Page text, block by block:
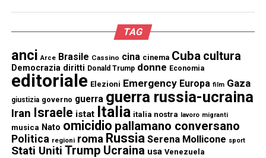
TAG
anci Arce Brasile Cassino cina cinema Cuba cultura
Democrazia diritti Donald Trump donne Economia
editoriale Elezioni Emergency Europa film Gaza
giustizia governo guerra guerra russia-ucraina
Iran Israele istat Italia italia nostra lavoro migranti
musica Nato omicidio pallamano conversano
Politica regioni roma Russia Serena Mollicone sport
Stati Uniti Trump Ucraina usa Venezuela